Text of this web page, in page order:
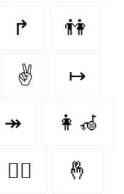
↱ 👫
✌️ ↦
↠ 👩‍🦽
🤼‍♂️ 🤞